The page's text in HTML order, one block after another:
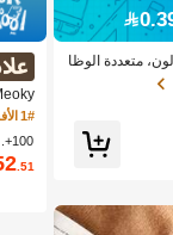
كريم خافي العيوب & أحمر الخدود 12 لون، متعددة الوظا
انع
1# الأفضل مبيعا
100+. تم بيع
.51